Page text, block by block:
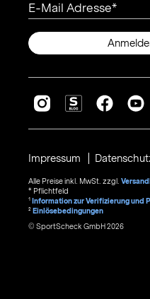
E-Mail Adresse
Impressum
Alle Preise inkl. MwSt. zzgl.
* Pflichtfeld
1 Information zur Verifizierung und
² Einlösebedingungen
© SportScheck GmbH 2026